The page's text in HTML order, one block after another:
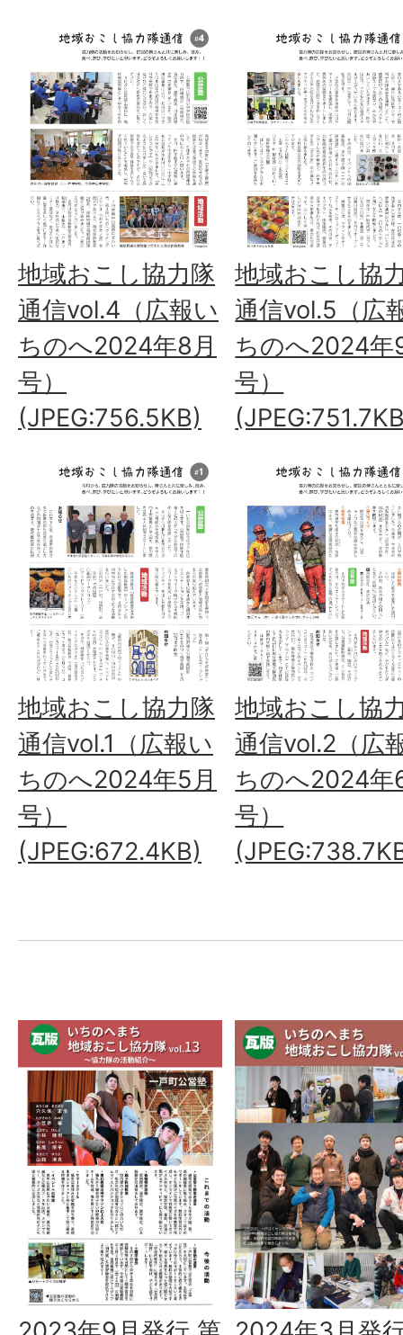
地域おこし協力隊
通信vol.4（広報い
ちのへ2024年8月
号）
(JPEG:756.5KB)
地域おこし協
通信vol.5（広
ちのへ2024年
号）
地域おこし協力隊
通信vol.1（広報い
ちのへ2024年5月
号）
(JPEG:672.4KB)
地域おこし協
通信vol.2（広
ちのへ2024年
号）